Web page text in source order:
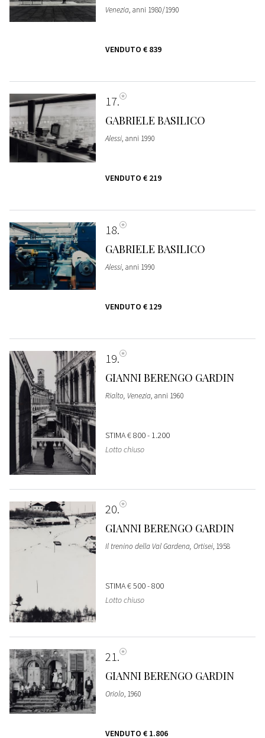
Venezia, anni 1980/1990
VENDUTO € 839
17
GABRIELE BASILICO
Alessi, anni 1990
VENDUTO € 219
18
GABRIELE BASILICO
Alessi, anni 1990
VENDUTO € 129
19
GIANNI BERENGO GARDIN
Rialto, Venezia, anni 1960
STIMA€ 800 - 1.200
Lotto chiuso
20
GIANNI BERENGO GARDIN
Il trenino della Val Gardena, Ortisei, 1958
STIMA€ 500 - 800
Lotto chiuso
21
GIANNI BERENGO GARDIN
Oriolo, 1960
VENDUTO € 1.806